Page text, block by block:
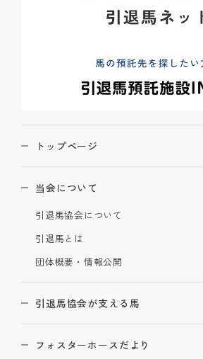
トップページ
当会について
引退馬協会について
引退馬とは
団体概要・情報公開
引退馬協会が支える馬
フォスターホースだより